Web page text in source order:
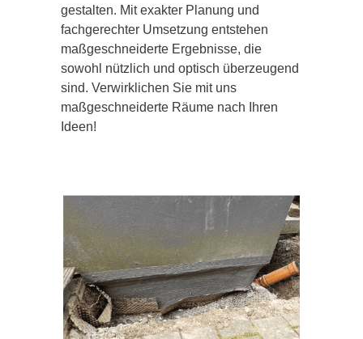
gestalten. Mit exakter Planung und
fachgerechter Umsetzung entstehen
maßgeschneiderte Ergebnisse, die
sowohl nützlich und optisch überzeugend
sind. Verwirklichen Sie mit uns
maßgeschneiderte Räume nach Ihren
Ideen!